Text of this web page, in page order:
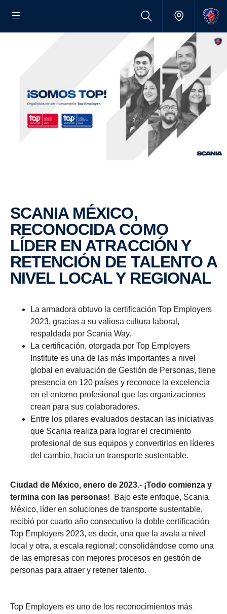
SCANIA MÉXICO,
RECONOCIDA COMO
LÍDER EN ATRACCIÓN Y
RETENCIÓN DE TALENTO A
NIVEL LOCAL Y REGIONAL
La armadora obtuvo la certificación Top Employers
2023, gracias a su valiosa cultura laboral,
respaldada por Scania Way.
La certificación, otorgada por Top Employers
Institute es una de las más importantes a nivel
global en evaluación de Gestión de Personas, tiene
presencia en 120 países y reconoce la excelencia
en el entorno profesional que las organizaciones
crean para sus colaboradores.
Entre los pilares evaluados destacan las iniciativas
que Scania realiza para lograr el crecimiento
profesional de sus equipos y convertirlos en líderes
del cambio, hacia un transporte sustentable.
Ciudad de México, enero de 2023.- ¡Todo comienza y
termina con las personas! Bajo este enfoque, Scania
México, líder en soluciones de transporte sustentable,
recibió por cuarto año consecutivo la doble certificación
Top Employers 2023, es decir, una que la avala a nivel
local y otra, a escala regional; consolidándose como una
de las empresas con mejores procesos en gestión de
personas para atraer y retener talento.
Top Employers es uno de los reconocimientos más